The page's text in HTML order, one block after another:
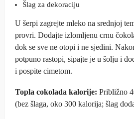
Šlag za dekoraciju
U šerpi zagrejte mleko na srednjoj
provri. Dodajte izlomljenu crnu
dok se sve ne otopi i ne sjedini.
potpuno rastopi, sipajte je u šolju i
i pospite cimetom.
Topla cokolada kalorije: Približno
(bez šlaga, oko 300 kalorija; šlag